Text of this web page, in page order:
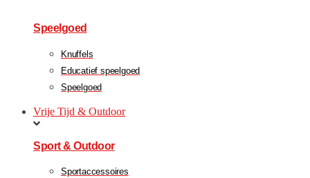
Speelgoed
Knuffels
Educatief speelgoed
Speelgoed
Vrije Tijd & Outdoor
Sport & Outdoor
Sportaccessoires